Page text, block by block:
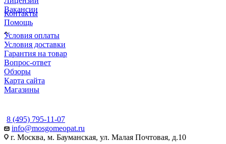
Вакансии
Контакты
Помощь
Условия оплаты
Условия доставки
Гарантия на товар
Вопрос-ответ
Обзоры
Карта сайта
Магазины
8 (495) 795-11-07
info@mosgomeopat.ru
г. Москва, м. Бауманская, ул. Малая Почтовая, д.10